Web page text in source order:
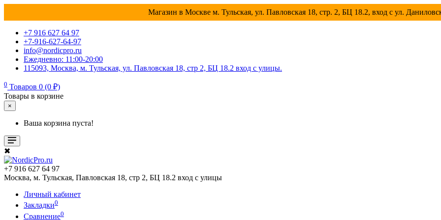
Магазин в Москве м. Тульская, ул. Павловская 18, стр. 2, БЦ 18.2, вход с ул.
+7 916 627 64 97
+7-916-627-64-97
info@nordicpro.ru
Ежедневно: 11:00-20:00
115093, Москва, м. Тульская, ул. Павловская 18, стр 2, БЦ 18.2 вход с улицы.
0 Товаров 0 (0 ₽)
Товары в корзине
×
Ваша корзина пуста!
✖
+7 916 627 64 97
Москва, м. Тульская, Павловская 18, стр 2, БЦ 18.2 вход с улицы
Личный кабинет
Закладки0
Сравнение0